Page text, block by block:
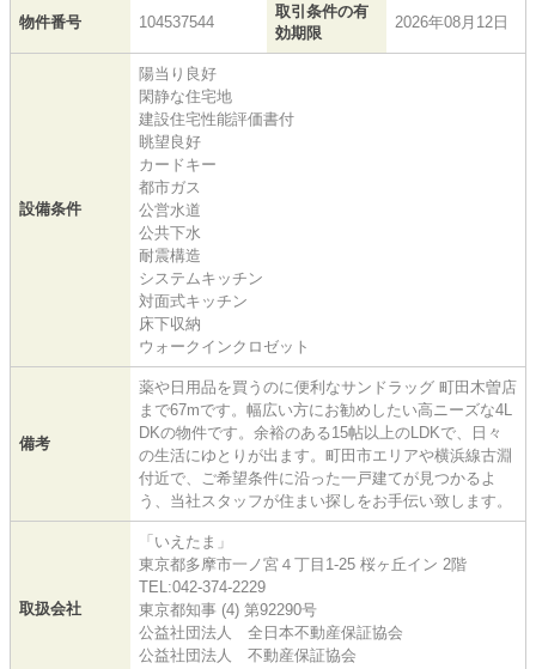
物件番号 104537544
取引条件の有
効期限
2026年08月12日
設備条件
陽当り良好
閑静な住宅地
建設住宅性能評価書付
眺望良好
カードキー
都市ガス
公営水道
公共下水
耐震構造
システムキッチン
対面式キッチン
床下収納
ウォークインクロゼット
備考
薬や日用品を買うのに便利なサンドラッグ 町田木曽店
まで67mです。幅広い方にお勧めしたい高ニーズな4L
DKの物件です。余裕のある15帖以上のLDKで、日々
の生活にゆとりが出ます。町田市エリアや横浜線古淵
付近で、ご希望条件に沿った一戸建てが見つかるよ
う、当社スタッフが住まい探しをお手伝い致します。
取扱会社
「いえたま」
東京都多摩市一ノ宮４丁目1-25 桜ヶ丘イン 2階
TEL:042-374-2229
東京都知事 (4) 第92290号
公益社団法人 全日本不動産保証協会
公益社団法人 不動産保証協会